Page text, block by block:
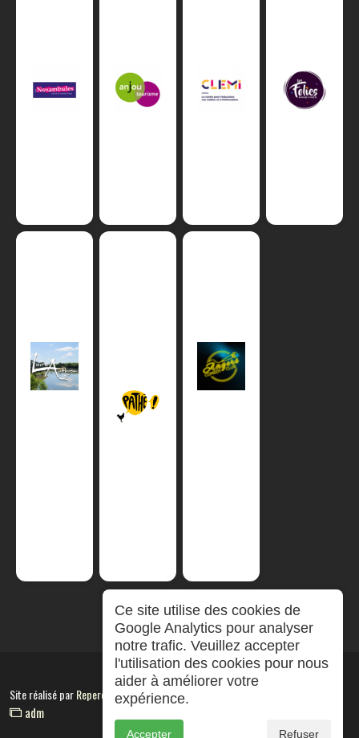
Site réalisé parRepereCom
adm
Ce site utilise des cookies de
Google Analytics pour analyser
notre trafic. Veuillez accepter
l'utilisation des cookies pour nous
aider à améliorer votre
expérience.
Accepter Refuser